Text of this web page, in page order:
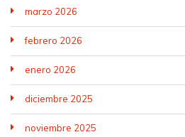
marzo 2026
febrero 2026
enero 2026
diciembre 2025
noviembre 2025